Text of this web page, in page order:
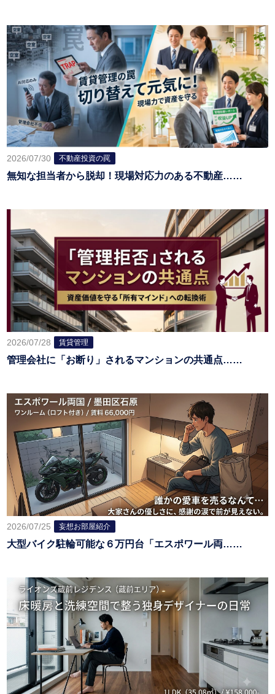
2026/07/30 不動産投資の罠
無知な担当者から脱却！現場対応力のある不動産……
2026/07/28 賃貸管理
管理会社に「お断り」されるマンションの共通点……
2026/07/25 妄想お部屋紹介
大型バイク駐輪可能な６万円台「エスポワール両……